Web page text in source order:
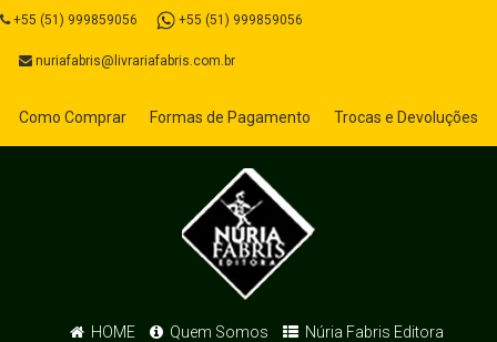
+55 (51) 999859056 +55 (51) 999859056
nuriafabris@livrariafabris.com.br
Como Comprar Formas de Pagamento Trocas e Devoluções
HOME Quem Somos
Núria Fabris Editora